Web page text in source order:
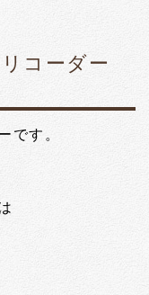
コーダー
です。